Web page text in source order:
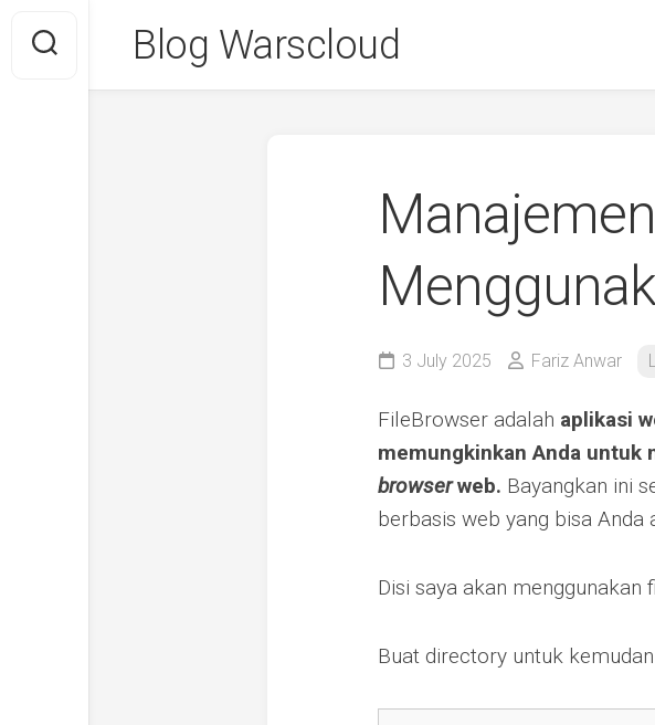
content
Blog Warscloud
3 July 2025 Fariz Anwar
FileBrowser adalah aplikasi
memungkinkan Anda
browserweb. Bayangkan ini
berbasis web yang bisa Anda
Disi saya akan
Buat directory untuk